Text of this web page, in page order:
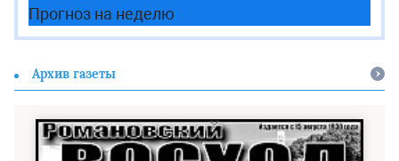
Прогноз на неделю
Архив газеты